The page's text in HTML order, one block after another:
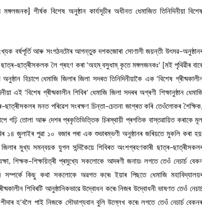
মঙ্গলজনক]শীৰ্ষক বিশেষ অনুষ্ঠান কাৰ্যসূচীৰ অধীনত ধেমাজিত তিনিদিনীয়া
বৰ্ষপূৰ্তি আৰু সংগঠনটোৰ আগন্তুক দশকজোৰা সোণালী জয়ন্তী উৎসৱ–
ছাত্ৰ–ছাত্ৰীসকলক লৈ গ্ৰহণ কৰা‘অহম্‌বসুধাম্ কৃতে মঙ্গলজনকঃ’ মই পৃথিৱীৰ
অনুষ্ঠান হিচাপে ধেমাজি জিলাৰ জিলা সদৰত তিনিদিনীয়াকৈ এক‘বিশেষ
এই‘বিশেষ গ্ৰীষ্মকালীন শিবিৰ’ধেমাজি জিলা সদৰৰ অগ্ৰণী শিক্ষানুষ্ঠান
–ছাত্ৰীসকলৰ মনত পৰিৱেশ সংৰক্ষণ চিন্তা–চেতনা জাগ্ৰত কৰি তেওঁলোকৰ শৈক্ষিক
গঢ়ি তোলা আৰু দেশৰ প্ৰকৃতিভিত্তিক চিৰস্থায়ী প্ৰগতিক বাস্তৱায়িত কৰাকে
১৪ জুলাইৰ পুৱা ১০ বজাৰ পৰা এক শুভাৰম্ভণী অনুষ্ঠানৰ জৰিয়তে মুকলি কৰা
জিলাৰ মুখ্য সমন্বয়ক যুগল সন্দিকৈয়ে শিবিৰত অংশগ্ৰহণকাৰী ছাত্ৰ–
, শিক্ষক–শিক্ষয়িত্ৰী প্ৰমুখ্যে সকলোকে আদৰণী জনায়৷ লগতে তেওঁ নেচাৰ্চ
সম্পৰ্কে কিছু কথা সকলোকে অৱগত কৰে৷ ইয়াৰ পিছতে ধেমাজি
শিবিৰটি আনুষ্ঠানিকভাৱে উদ্বোধন কৰে৷ নিজৰ উদ্বোধনী ভাষণত তেওঁ
হ’বলৈ পাই নিজকে সৌভাগ্যবান বুলি উল্লেখ কৰে৷ লগতে তেওঁ নেচাৰ্চ